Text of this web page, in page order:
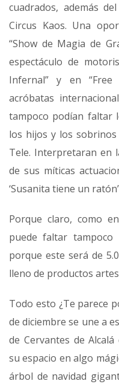
cuadrados, además
Circus Kaos. Una
“Show de Magia de
espectáculo de
Infernal” y en
acróbatas
tampoco podían faltar
los hijos y los
Tele. Interpretaran en
de sus míticas
‘Susanita tiene un
Porque claro, como
puede faltar
porque este será de
lleno de productos
Todo esto ¿Te parece
de diciembre se une a
de Cervantes de
su espacio en algo
árbol de navidad